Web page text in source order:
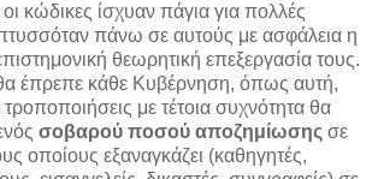
κώδικες ίσχυαν πάγια για πολλές
πάνω σε αυτούς με ασφάλεια η
θεωρητική επεξεργασία τους.
έπρεπε κάθε Κυβέρνηση, όπως αυτή,
με τέτοια συχνότητα θα
σοβαρού ποσού αποζημίωσης σε
οποίους εξαναγκάζει (καθηγητές,